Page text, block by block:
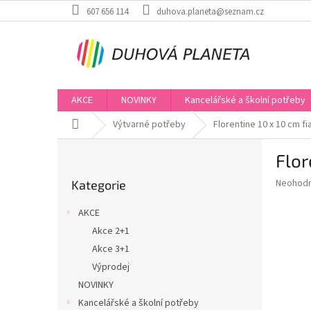
na
607 656 114 duhova.planeta@seznam.cz
AKCE NOVINKY Kancelářské a školní potřeby
Domů Výtvarné potřeby Florentine 10 x 10 cm
kategorie
Kategorie
AKCE
Akce 2+1
Akce 3+1
Výprodej
NOVINKY
Kancelářské a školní potřeby